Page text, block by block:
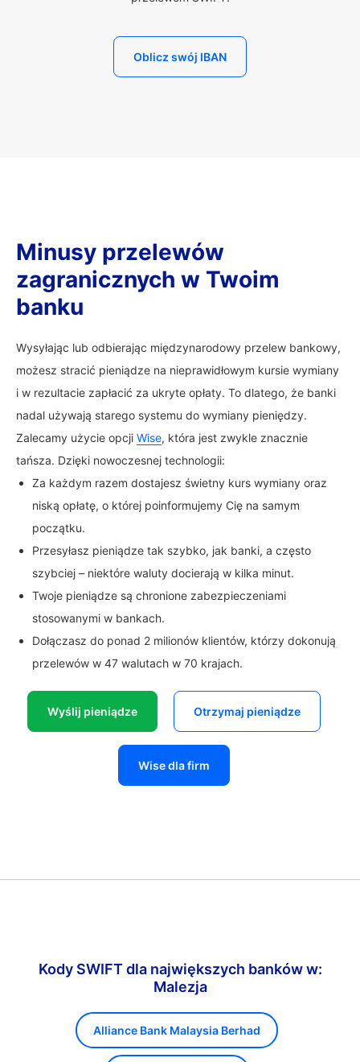
Oblicz swój IBAN
Minusy przelewów
zagranicznych w Twoim
banku
Wysyłając lub odbierając międzynarodowy przelew bankowy,
możesz stracić pieniądze na nieprawidłowym kursie wymiany
i w rezultacie zapłacić za ukryte opłaty. To dlatego, że banki
nadal używają starego systemu do wymiany pieniędzy.
Zalecamy użycie opcji Wise, która jest zwykle znacznie
tańsza. Dzięki nowoczesnej technologii:
Za każdym razem dostajesz świetny kurs wymiany oraz
niską opłatę, o której poinformujemy Cię na samym
początku.
Przesyłasz pieniądze tak szybko, jak banki, a często
szybciej – niektóre waluty docierają w kilka minut.
Twoje pieniądze są chronione zabezpieczeniami
stosowanymi w bankach.
Dołączasz do ponad 2 milionów klientów, którzy dokonują
przelewów w 47 walutach w 70 krajach.
Wyślij pieniądze Otrzymaj pieniądze
Wise dla firm
Kody SWIFT dla największych banków w:
Malezja
Alliance Bank Malaysia Berhad